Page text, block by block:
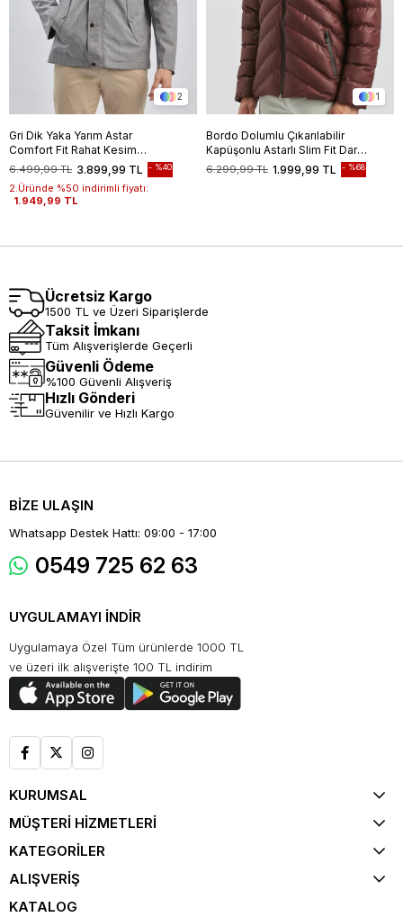
2
Gri Dik Yaka Yarım Astar
Comfort Fit Rahat Kesim
Casual Mont 1007240150
3.899,99 TL
6.499,99 TL %40
2.Üründe %50 indirimli fiyatı:
1.949,99 TL
1
Bordo Dolumlu Çıkarılabilir
Kapüşonlu Astarlı Slim Fit Dar
Kesim Casual Mont
1007245151
1.999,99 TL
6.299,99 TL %68
Ücretsiz Kargo
1500 TL ve Üzeri Siparişlerde
Taksit İmkanı
Tüm Alışverişlerde Geçerli
Güvenli Ödeme
%100 Güvenli Alışveriş
Hızlı Gönderi
Güvenilir ve Hızlı Kargo
BİZE ULAŞIN
Whatsapp Destek Hattı: 09:00 - 17:00
0549 725 62 63
UYGULAMAYI İNDİR
Uygulamaya Özel Tüm ürünlerde 1000 TL
ve üzeri ilk alışverişte 100 TL indirim
KURUMSAL
MÜŞTERİ HİZMETLERİ
KATEGORİLER
ALIŞVERİŞ
KATALOG